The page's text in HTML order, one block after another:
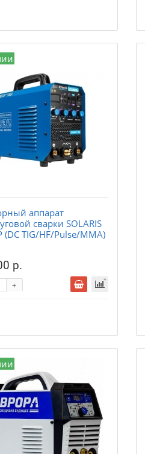
аппарат
сварки SOLARIS
(DC TIG/HF/Pulse/MMA)
р.
+